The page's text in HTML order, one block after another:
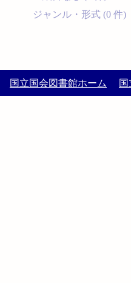
ジャンル・形式 (0 件)
国立国会図書館ホーム